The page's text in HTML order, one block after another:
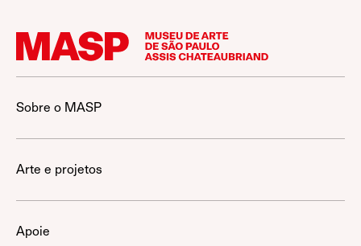
Sobre o MASP
Arte e projetos
Apoie